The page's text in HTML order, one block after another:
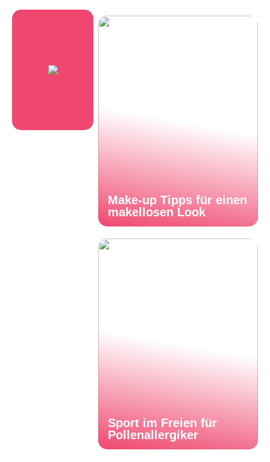
Make-up Tipps für einen
makellosen Look
Sport im Freien für
Pollenallergiker